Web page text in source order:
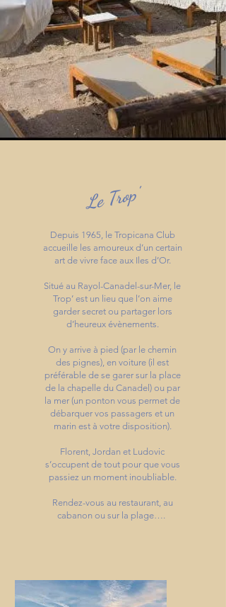
Le Trop'
Depuis 1965, le Tropicana Club
accueille les amoureux d’un certain
art de vivre face aux Iles d’Or.
Situé au Rayol-Canadel-sur-Mer, le
Trop’ est un lieu que l’on aime
garder secret ou partager lors
d’heureux évènements.
On y arrive à pied (par le chemin
des pignes), en voiture (il est
préférable de se garer sur la place
de la chapelle du Canadel) ou par
la mer (un ponton vous permet de
débarquer vos passagers et un
marin est à votre disposition).
Florent, Jordan et Ludovic
s’occupent de tout pour que vous
passiez un moment inoubliable.
Rendez-vous au restaurant, au
cabanon ou sur la plage….